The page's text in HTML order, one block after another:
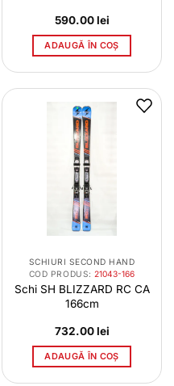
590.00lei
ADAUGĂ ÎN COȘ
SCHIURI SECOND HAND
COD PRODUS:21043-166
Schi SH BLIZZARD RC CA
166cm
732.00lei
ADAUGĂ ÎN COȘ